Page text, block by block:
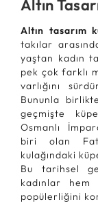
Altın
Altın tasarım
takılar
yaştan kadın
pek çok farklı
varlığını
Bununla
geçmişte
Osmanlı
biri olan
kulağındaki
Bu tarihsel
kadınlar
popülerliğini